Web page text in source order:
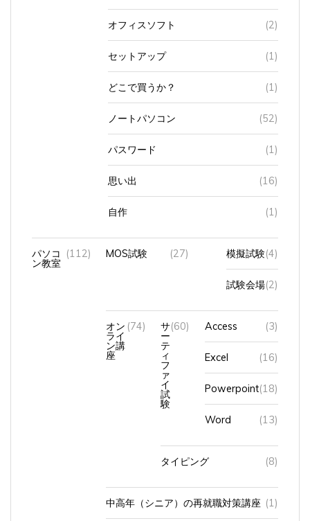
オフィスソフト (2)
セットアップ (1)
どこで買うか？ (1)
ノートパソコン (52)
パスワード (1)
思い出 (16)
自作 (1)
パソコ
ン教室
(112) MOS試験 (27) 模擬試験 (4)
試験会場 (2)
オン
ライ
ン講
座
(74) サ
ー
テ
ィ
フ
ァ
イ
試
験
(60) Access (3)
Excel (16)
Powerpoint (18)
Word (13)
タイピング (8)
中高年（シニア）の再就職対策講座 (1)